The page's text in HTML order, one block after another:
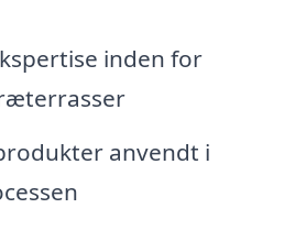
inden for
anvendt i